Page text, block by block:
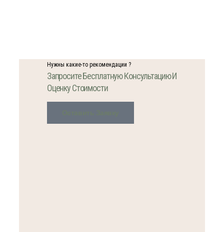
Нужны какие-то рекомендации ?
Запросите Бесплатную Консультацию И
Оценку Стоимости